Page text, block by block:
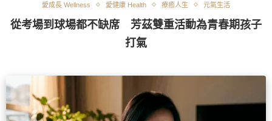
愛成長 Wellness 愛健康 Health 療癒人生 元氣生活
從考場到球場都不缺席 芳茲雙重活動為青春期孩子
打氣